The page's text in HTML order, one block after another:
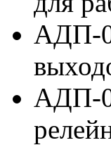
АДП-
АДП-